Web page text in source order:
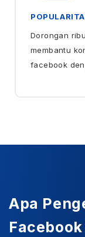
Dorongan
membantu
facebook
Apa